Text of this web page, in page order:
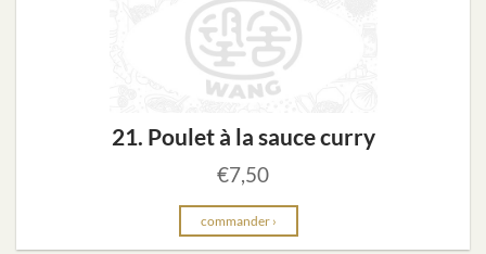
21. Poulet à la sauce curry
€7,50
commander ›